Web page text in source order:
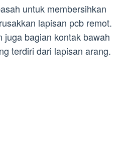
untuk membersihkan
lapisan pcb remot.
juga bagian kontak bawah
terdiri dari lapisan arang.